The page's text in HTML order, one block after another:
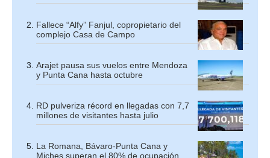
Fallece “Alfy” Fanjul, copropietario del
complejo Casa de Campo
Arajet pausa sus vuelos entre Mendoza
y Punta Cana hasta octubre
RD pulveriza récord en llegadas con 7,7
millones de visitantes hasta julio
La Romana, Bávaro-Punta Cana y
Miches superan el 80% de ocupación